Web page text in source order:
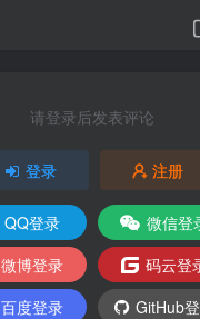
请登录后发表评论
登录 注册
QQ登录
微信登
微博登录
码云登
百度登录
GitHub